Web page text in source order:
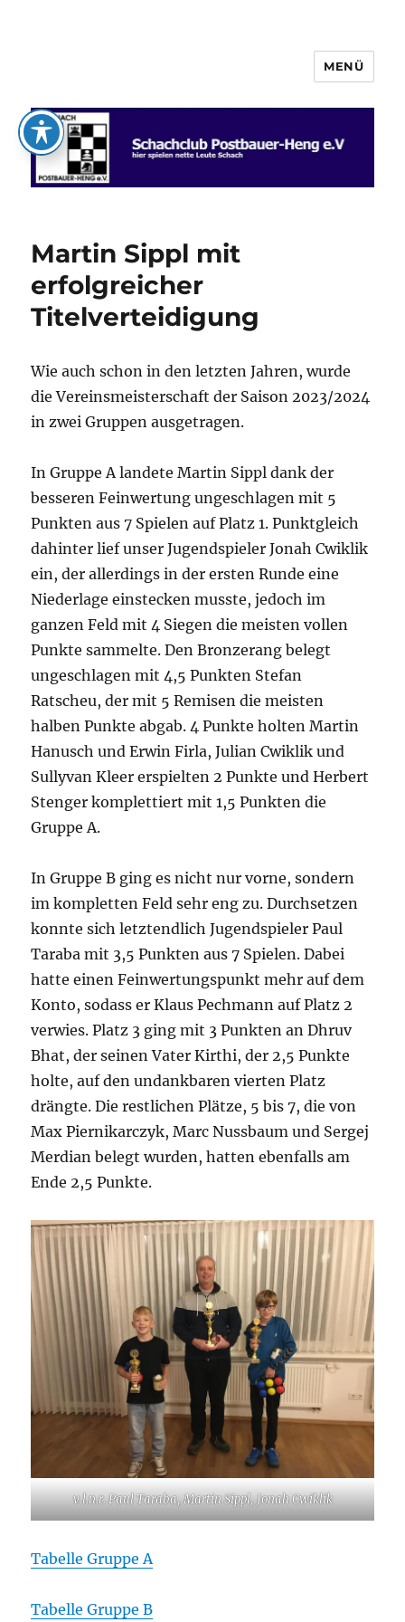
Schachclub Postbauer-Heng e.V.
MENÜ
Martin Sippl mit
erfolgreicher
Titelverteidigung
Wie auch schon in den letzten Jahren, wurde
die Vereinsmeisterschaft der Saison 2023/2024
in zwei Gruppen ausgetragen.
In Gruppe A landete Martin Sippl dank der
besseren Feinwertung ungeschlagen mit 5
Punkten aus 7 Spielen auf Platz 1. Punktgleich
dahinter lief unser Jugendspieler Jonah Cwiklik
ein, der allerdings in der ersten Runde eine
Niederlage einstecken musste, jedoch im
ganzen Feld mit 4 Siegen die meisten vollen
Punkte sammelte. Den Bronzerang belegt
ungeschlagen mit 4,5 Punkten Stefan
Ratscheu, der mit 5 Remisen die meisten
halben Punkte abgab. 4 Punkte holten Martin
Hanusch und Erwin Firla, Julian Cwiklik und
Sullyvan Kleer erspielten 2 Punkte und Herbert
Stenger komplettiert mit 1,5 Punkten die
Gruppe A.
In Gruppe B ging es nicht nur vorne, sondern
im kompletten Feld sehr eng zu. Durchsetzen
konnte sich letztendlich Jugendspieler Paul
Taraba mit 3,5 Punkten aus 7 Spielen. Dabei
hatte einen Feinwertungspunkt mehr auf dem
Konto, sodass er Klaus Pechmann auf Platz 2
verwies. Platz 3 ging mit 3 Punkten an Dhruv
Bhat, der seinen Vater Kirthi, der 2,5 Punkte
holte, auf den undankbaren vierten Platz
drängte. Die restlichen Plätze, 5 bis 7, die von
Max Piernikarczyk, Marc Nussbaum und Sergej
Merdian belegt wurden, hatten ebenfalls am
Ende 2,5 Punkte.
v.l.n.r. Paul Taraba, Martin Sippl, Jonah Cwiklik
Tabelle Gruppe A
Tabelle Gruppe B